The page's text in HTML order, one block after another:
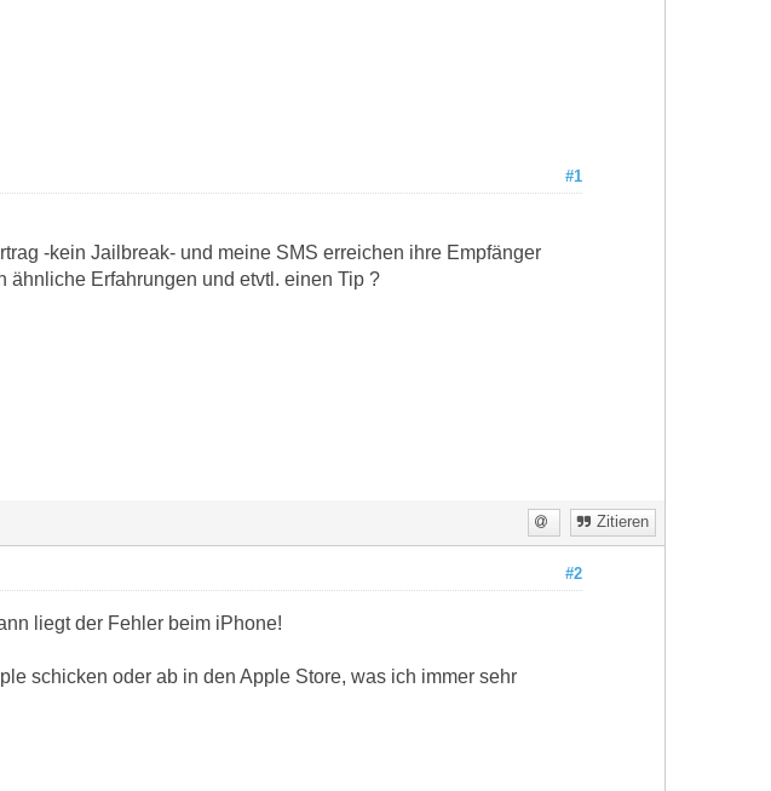
#1
-kein Jailbreak- und meine SMS erreichen ihre Empfänger
ähnliche Erfahrungen und etvtl. einen Tip ?
Zitieren
#2
liegt der Fehler beim iPhone!
schicken oder ab in den Apple Store, was ich immer sehr